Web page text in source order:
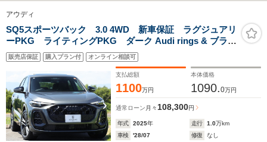
アウディ
SQ5スポーツバック 3.0 4WD 新車保証 ラグジュアリ
ーPKG ライティングPKG ダーク Audi rings & ブラッ
クスタイリングPKG パノラマSR OP21AW レッドキ
ャリパー マッサージ機能付ファインナッパレザー ベ
ンチレーター B&O HUD ACC
販売店保証 購入プラン付 オンライン相談可
支払総額
1100万円
本体価格
1090.0万円
通常ローン 月々108,300円
年式 2025年 走行 1.0万km
車検
'28/07 修復
なし